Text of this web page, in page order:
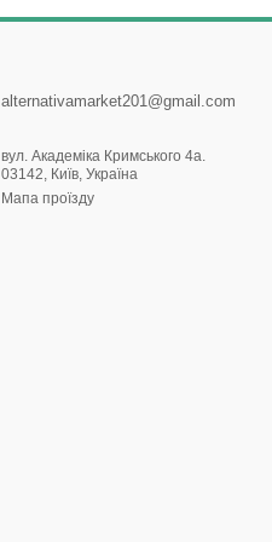
alternativamarket201@gmail.com
вул. Академіка Кримського 4а.
03142, Київ, Україна
Мапа проїзду